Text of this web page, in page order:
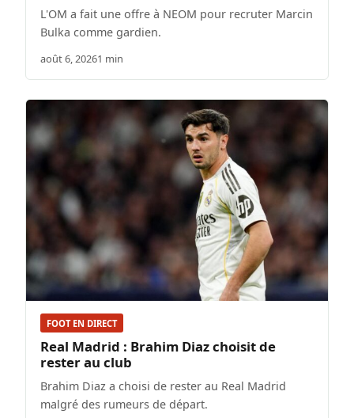
L'OM a fait une offre à NEOM pour recruter Marcin
Bulka comme gardien.
août 6, 20261 min
FOOT EN DIRECT
Real Madrid : Brahim Diaz choisit de
rester au club
Brahim Diaz a choisi de rester au Real Madrid
malgré des rumeurs de départ.